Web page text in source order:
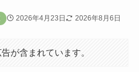
2026年4月23日 2026年8月6日
が含まれています。